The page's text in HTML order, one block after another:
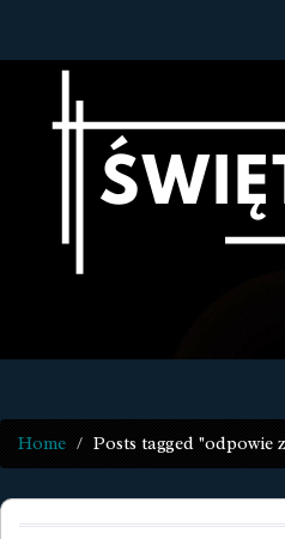
Home Posts tagged "odpowie